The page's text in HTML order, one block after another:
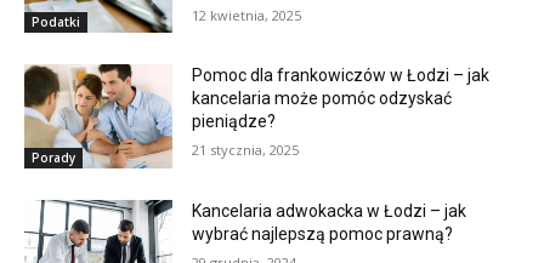
Podatki 12 kwietnia, 2025
Porady
Pomoc dla frankowiczów w Łodzi – jak
kancelaria może pomóc odzyskać
pieniądze?
21 stycznia, 2025
Kancelaria adwokacka w Łodzi – jak
wybrać najlepszą pomoc prawną?